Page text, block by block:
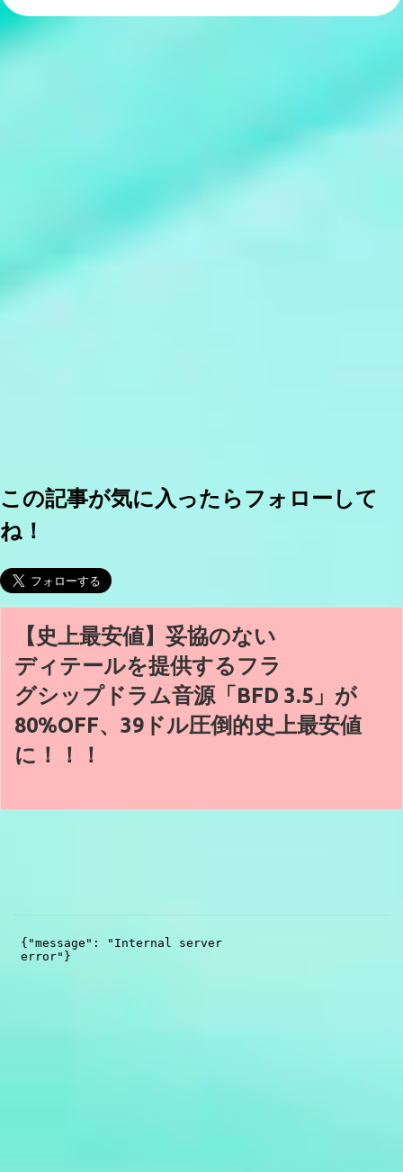
この記事が気に入ったらフォローして
ね！
【史上最安値】妥協のない
ディテールを提供するフラ
グシップドラム音源「BFD 3.5」が
80%OFF、39ドル圧倒的史上最安値
に！！！